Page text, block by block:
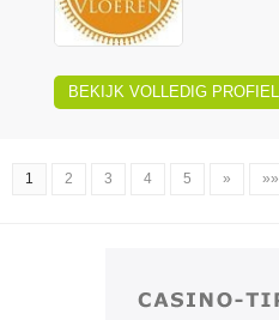
BEKIJK VOLLEDIG PROFIEL
1 2 3 4 5 » »»